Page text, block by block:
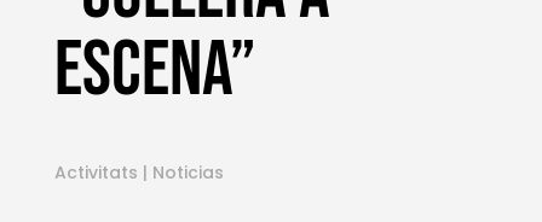
escena”
Activitats | Noticias